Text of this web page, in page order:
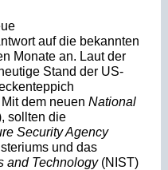
auf die bekannten
Monate an. Laut der
Stand der US-
dem neuen National
sollten die
Security Agency
und das
and Technology(NIST)